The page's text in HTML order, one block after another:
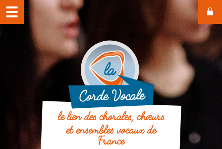
le lien des chorales, chœurs
et ensembles vocaux de
France